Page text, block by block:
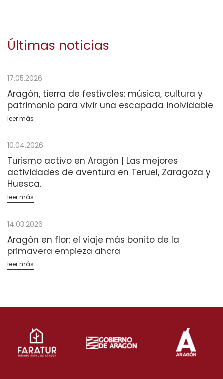
Últimas noticias
17.05.2026
Aragón, tierra de festivales: música, cultura y
patrimonio para vivir una escapada inolvidable
leer más
10.04.2026
Turismo activo en Aragón | Las mejores
actividades de aventura en Teruel, Zaragoza y
Huesca.
leer más
14.03.2026
Aragón en flor: el viaje más bonito de la
primavera empieza ahora
leer más